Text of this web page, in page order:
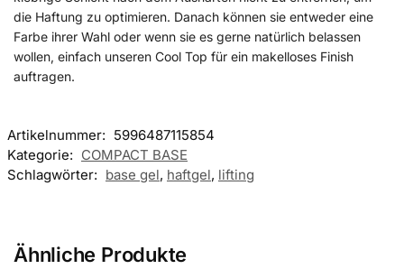
die Haftung zu optimieren. Danach können sie entweder eine
Farbe ihrer Wahl oder wenn sie es gerne natürlich belassen
wollen, einfach unseren Cool Top für ein makelloses Finish
auftragen.
Artikelnummer: 5996487115854
Kategorie: COMPACT BASE
Schlagwörter: base gel, haftgel, lifting
Ähnliche Produkte